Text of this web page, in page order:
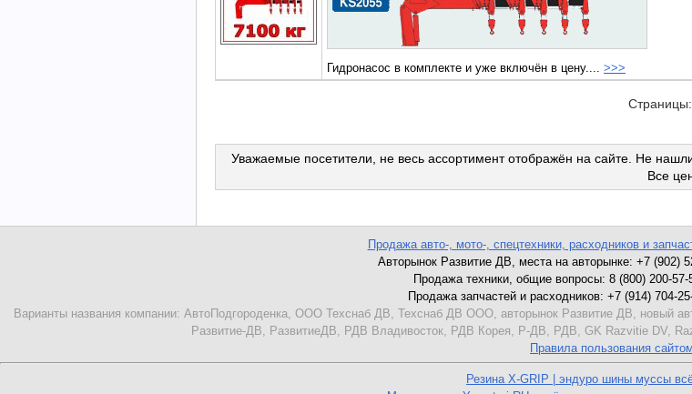
Гидронасос в комплекте и уже включён в цену.... >>>
Страницы:
Уважаемые посетители, не весь ассортимент отображён на сайте. Не
Все
Продажа авто-, мото-, спецтехники, расходников и
Авторынок Развитие ДВ, места на авторынке: +7 (902)
Продажа техники, общие вопросы: 8 (800) 200-57-
Продажа запчастей и расходников: +7 (914) 704-
Варианты названия компании: АвтоПодгороденка, ООО Техснаб ДВ, Техснаб ДВ ООО, авторынок Развитие ДВ, новый
Развитие-ДВ, РазвитиеДВ, РДВ Владивосток, РДВ Корея, Р-ДВ, РДВ, GK Razvitie DV,
Правила пользования сайтом
Резина X-GRIP | эндуро шины муссы